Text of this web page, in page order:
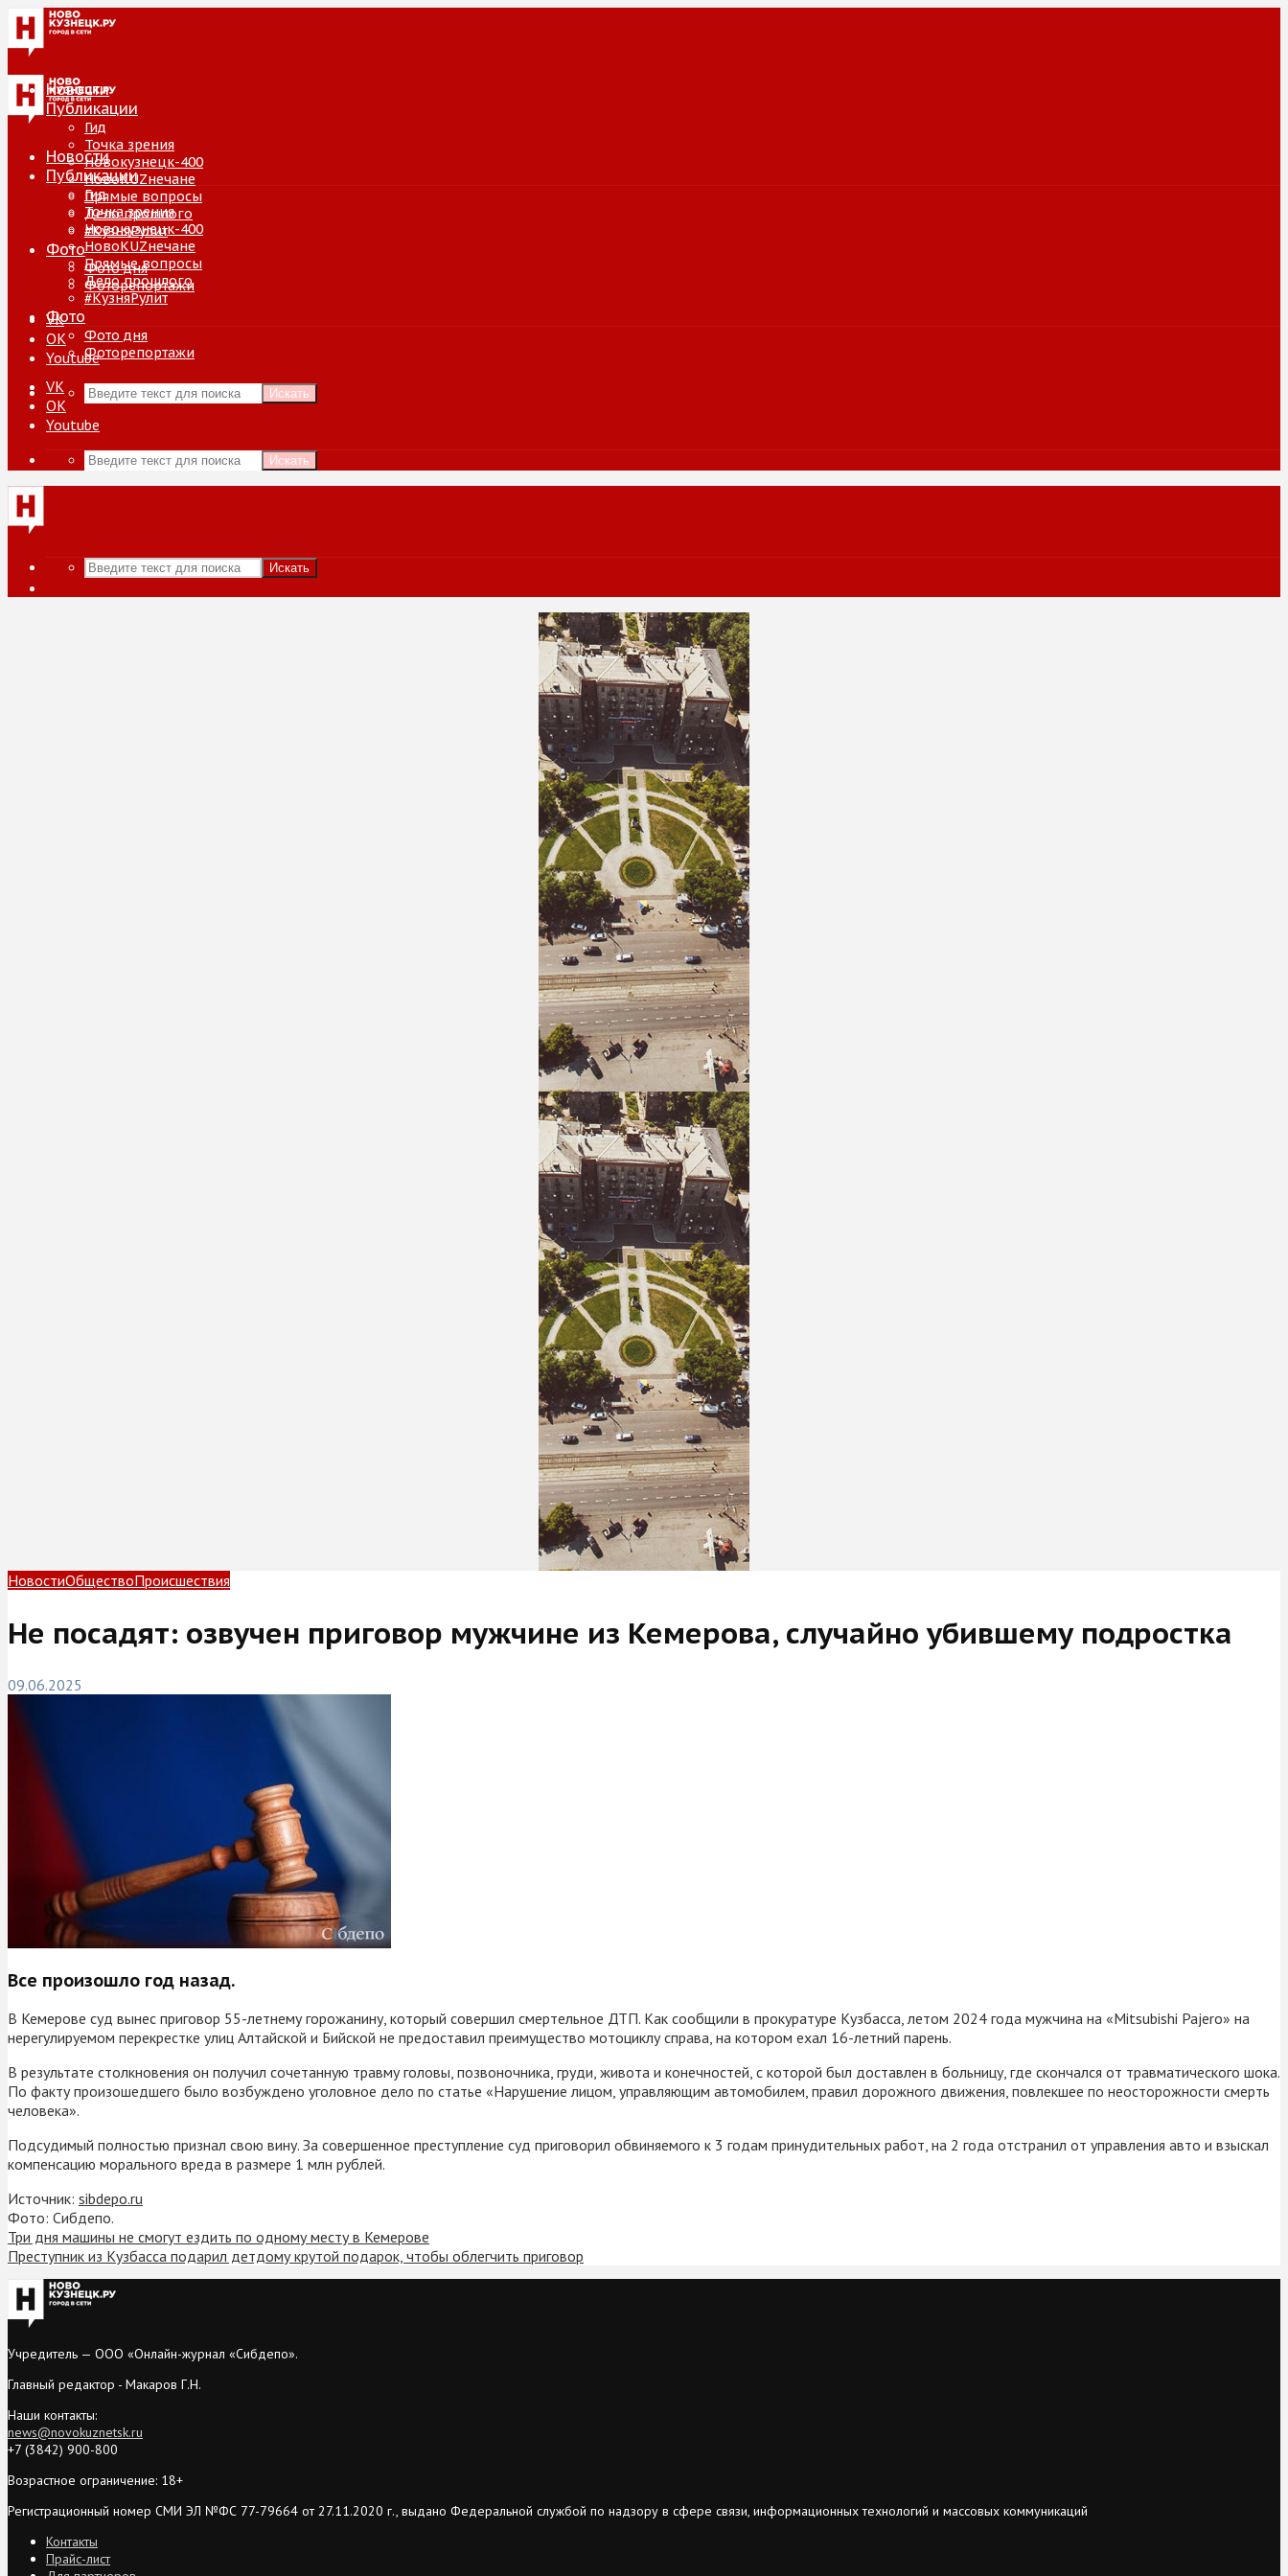
Новости
Публикации
Гид
Точка зрения
Новокузнецк-400
НовоKUZнечане
Прямые вопросы
Дело прошлого
#КузняРулит
Фото
Фото дня
Фоторепортажи
VK
ОК
Youtube
Искать
Новости
Публикации
Гид
Точка зрения
Новокузнецк-400
НовоKUZнечане
Прямые вопросы
Дело прошлого
#КузняРулит
Фото
Фото дня
Фоторепортажи
VK
ОК
Youtube
Искать
Искать
НовостиОбществоПроисшествия
Не посадят: озвучен приговор мужчине из Кемерова, случайно убившему подростка
09.06.2025
Все произошло год назад.
В Кемерове суд вынес приговор 55-летнему горожанину, который совершил смертельное ДТП. Как сообщили в прокуратуре Кузбасса, летом 2024 года мужчина на «Mitsubishi Pajero» на
нерегулируемом перекрестке улиц Алтайской и Бийской не предоставил преимущество мотоциклу справа, на котором ехал 16-летний парень.
В результате столкновения он получил сочетанную травму головы, позвоночника, груди, живота и конечностей, с которой был доставлен в больницу, где скончался от травматического шока.
По факту произошедшего было возбуждено уголовное дело по статье «Нарушение лицом, управляющим автомобилем, правил дорожного движения, повлекшее по неосторожности смерть
человека».
Подсудимый полностью признал свою вину. За совершенное преступление суд приговорил обвиняемого к 3 годам принудительных работ, на 2 года отстранил от управления авто и взыскал
компенсацию морального вреда в размере 1 млн рублей.
Источник: sibdepo.ru
Фото: Сибдепо.
Три дня машины не смогут ездить по одному месту в Кемерове
Преступник из Кузбасса подарил детдому крутой подарок, чтобы облегчить приговор
Учредитель — ООО «Онлайн-журнал «Сибдепо».
Главный редактор - Макаров Г.Н.
Наши контакты:
news@novokuznetsk.ru
+7 (3842) 900-800
Возрастное ограничение: 18+
Регистрационный номер СМИ ЭЛ №ФС 77-79664 от 27.11.2020 г., выдано Федеральной службой по надзору в сфере связи, информационных технологий и массовых коммуникаций
Контакты
Прайс-лист